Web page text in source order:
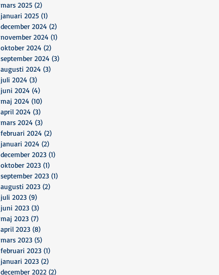
mars 2025 (2)
januari 2025 (1)
december 2024 (2)
november 2024 (1)
oktober 2024 (2)
september 2024 (3)
augusti 2024 (3)
juli 2024 (3)
juni 2024 (4)
maj 2024 (10)
april 2024 (3)
mars 2024 (3)
februari 2024 (2)
januari 2024 (2)
december 2023 (1)
oktober 2023 (1)
september 2023 (1)
augusti 2023 (2)
juli 2023 (9)
juni 2023 (3)
maj 2023 (7)
april 2023 (8)
mars 2023 (5)
februari 2023 (1)
januari 2023 (2)
december 2022 (2)